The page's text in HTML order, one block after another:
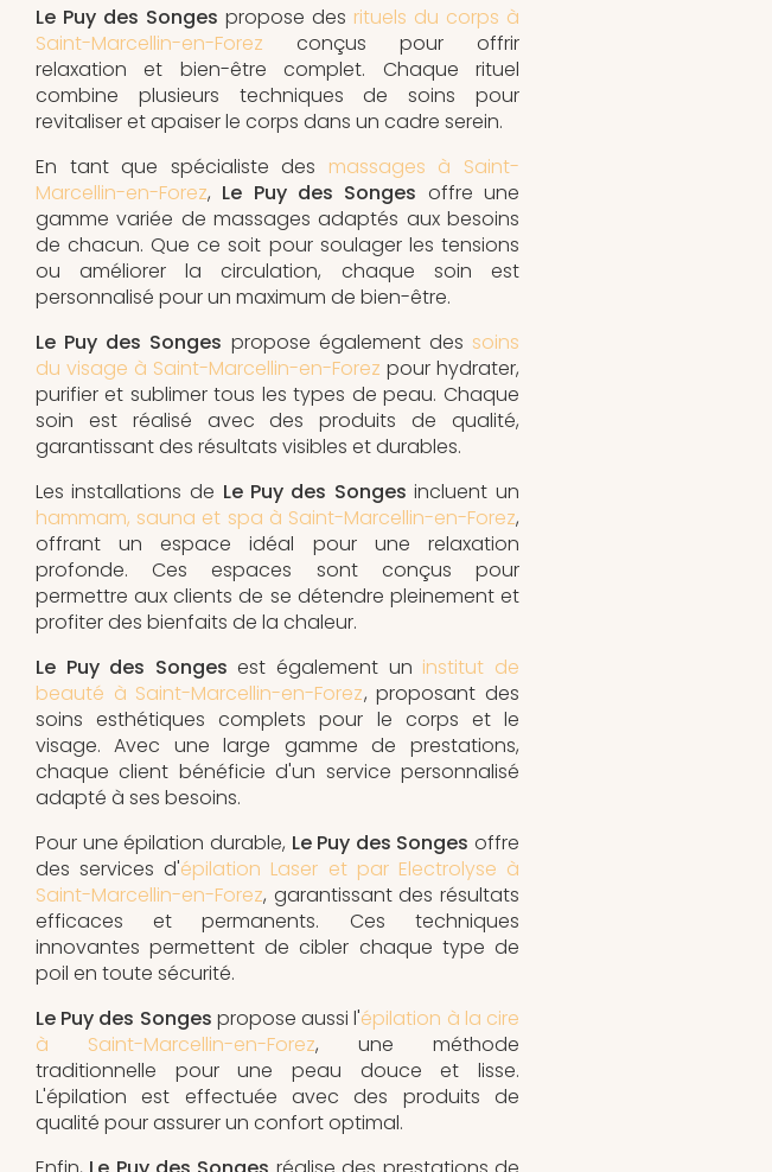
Le Puy des Songes propose des rituels du corps à
Saint-Marcellin-en-Forez conçus pour offrir
relaxation et bien-être complet. Chaque rituel
combine plusieurs techniques de soins pour
revitaliser et apaiser le corps dans un cadre serein.
En tant que spécialiste des massages à Saint-
Marcellin-en-Forez, Le Puy des Songes offre une
gamme variée de massages adaptés aux besoins
de chacun. Que ce soit pour soulager les tensions
ou améliorer la circulation, chaque soin est
personnalisé pour un maximum de bien-être.
Le Puy des Songes propose également des soins
du visage à Saint-Marcellin-en-Forez pour hydrater,
purifier et sublimer tous les types de peau. Chaque
soin est réalisé avec des produits de qualité,
garantissant des résultats visibles et durables.
Les installations de Le Puy des Songes incluent un
hammam, sauna et spa à Saint-Marcellin-en-Forez,
offrant un espace idéal pour une relaxation
profonde. Ces espaces sont conçus pour
permettre aux clients de se détendre pleinement et
profiter des bienfaits de la chaleur.
Le Puy des Songes est également un institut de
beauté à Saint-Marcellin-en-Forez, proposant des
soins esthétiques complets pour le corps et le
visage. Avec une large gamme de prestations,
chaque client bénéficie d'un service personnalisé
adapté à ses besoins.
Pour une épilation durable, Le Puy des Songes offre
des services d'épilation Laser et par Electrolyse à
Saint-Marcellin-en-Forez, garantissant des résultats
efficaces et permanents. Ces techniques
innovantes permettent de cibler chaque type de
poil en toute sécurité.
Le Puy des Songes propose aussi l'épilation à la cire
à Saint-Marcellin-en-Forez, une méthode
traditionnelle pour une peau douce et lisse.
L'épilation est effectuée avec des produits de
qualité pour assurer un confort optimal.